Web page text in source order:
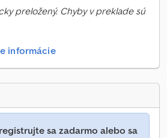
preložený. Chyby v preklade sú
informácie
sa zadarmo alebo sa